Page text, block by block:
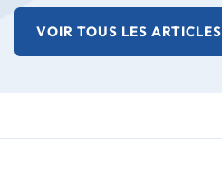
VOIR TOUS LES ARTICLES